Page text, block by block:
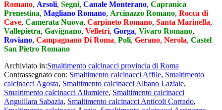
Romano, Arsoli, Segni, Canale Monterano, Capranica
Prenestina, Magliano Romano, Arcinazzo Romano, Rocca di
Cave, Camerata Nuova, Carpineto Romano, Santa Marinella,
Vallepietra, Gavignano, Velletri, Gorga, Vivaro Romano,
Roviano, Campagnano Di Roma, Poli, Gerano, Nerola, Castel
San Pietro Romano
Archiviato in:Smaltimento calcinacci provincia di Roma
Contrassegnato con: Smaltimento calcinacci Affile, Smaltimento
calcinacci Agosta, Smaltimento calcinacci Albano Laziale,
Smaltimento calcinacci Allumiere, Smaltimento calcinacci
Anguillara Sabazia, Smaltimento calcinacci Anticoli Corrado,